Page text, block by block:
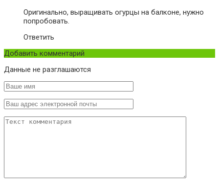
Оригинально, выращивать огурцы на балконе, нужно
попробовать.
Ответить
Добавить комментарий
Данные не разглашаются